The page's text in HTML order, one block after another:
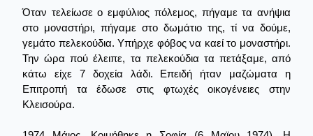
Όταν τελείωσε ο εμφύλιος πόλεμος, πήγαμε τα ανήψια
στο μοναστήρι, πήγαμε στο δωμάτιο της, τί να δούμε,
γεμάτο πελεκούδια. Υπήρχε φόβος να καεί το μοναστήρι.
Την ώρα πού έλειπε, τα πελεκούδια τα πετάξαμε, από
κάτω είχε 7 δοχεία λάδι. Επειδή ήταν μαζώματα η
Επιτροπή τα έδωσε στις φτωχές οικογένειες στην
Κλεισούρα.